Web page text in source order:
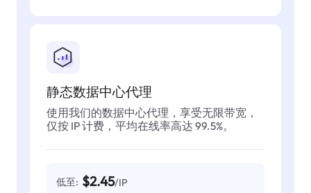
静态数据中心代理
使用我们的数据中心代理，享受无限带宽，
仅按 IP 计费，平均在线率高达 99.5%。
低至: $2.45/IP